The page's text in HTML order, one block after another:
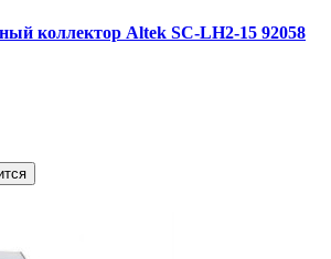
коллектор Altek SC-LH2-15 92058